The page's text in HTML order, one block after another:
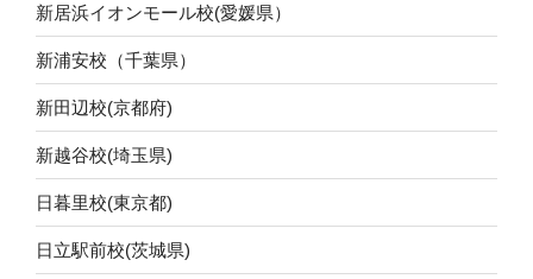
新居浜イオンモール校(愛媛県）
新浦安校（千葉県）
新田辺校(京都府)
新越谷校(埼玉県)
日暮里校(東京都)
日立駅前校(茨城県)